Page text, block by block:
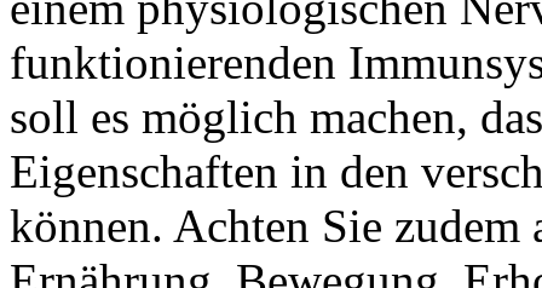
funktionierenden
soll es möglich machen,
Eigenschaften in den
können. Achten Sie zudem